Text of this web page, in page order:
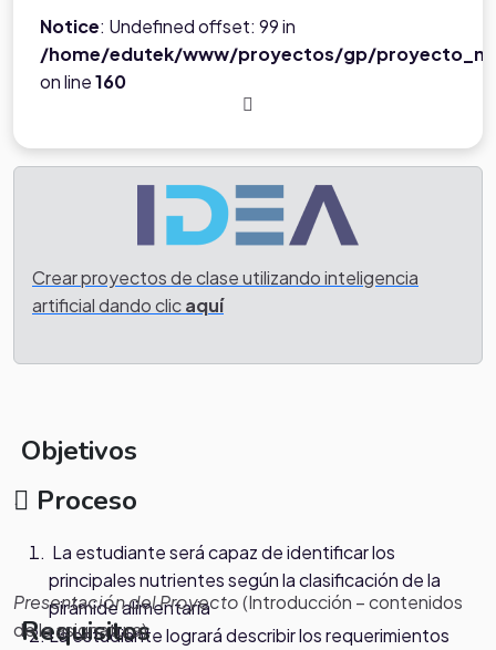
Notice: Undefined offset: 99 in
/home/edutek/www/proyectos/gp/
on line160
Crear proyectos de clase utilizando inteligencia
artificial dando clicaquí
Objetivos
.
La estudiante será capaz de identificar los
principales nutrientes según la clasificación de la
pirámide alimentaria
La estudiante logrará describir los requerimientos
Requisitos
Proceso
Presentación del Proyecto(Introducción – contenidos
dela asignatura)